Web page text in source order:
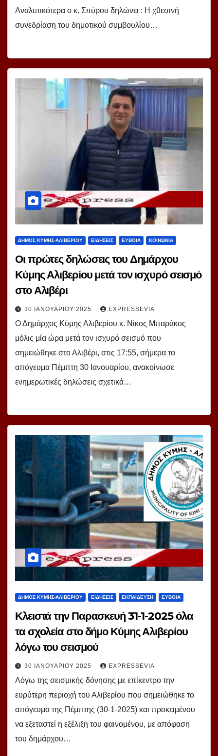
Αναλυτικότερα ο κ. Σπύρου δηλώνει : Η χθεσινή
συνεδρίαση του δημοτικού συμβουλίου…
ΔΗΜΟΣ ΚΥΜΗΣ-ΑΛΙΒΕΡΙΟΥ ΕΙΔΗΣΕΙΣ ΕΥΒΟΙΑ ΚΟΙΝΩΝΙΑ
Οι πρώτες δηλώσεις του Δημάρχου
Κύμης Αλιβερίου μετά τον ισχυρό σεισμό
στο Αλιβέρι
30 ΙΑΝΟΥΑΡΊΟΥ 2025 EXPRESSEVIA
Ο Δημάρχος Κύμης Αλιβερίου κ. Νίκος Μπαράκος
μόλις μία ώρα μετά τον ισχυρό σεισμό που
σημειώθηκε στο Αλιβέρι, στις 17:55, σήμερα το
απόγευμα Πέμπτη 30 Ιανουαρίου, ανακοίνωσε
ενημερωτικές δηλώσεις σχετικά…
ΔΗΜΟΣ ΚΥΜΗΣ-ΑΛΙΒΕΡΙΟΥ ΕΙΔΗΣΕΙΣ ΕΚΠΑΙΔΕΥΣΗ ΕΥΒΟΙΑ
Κλειστά την Παρασκευή 31-1-2025 όλα
τα σχολεία στο δήμο Κύμης Αλιβερίου
λόγω του σεισμού
30 ΙΑΝΟΥΑΡΊΟΥ 2025 EXPRESSEVIA
Λόγω της σεισμικής δόνησης με επίκεντρο την
ευρύτερη περιοχή του Αλιβερίου που σημειώθηκε το
απόγευμα της Πέμπτης (30-1-2025) και προκειμένου
να εξεταστεί η εξέλιξη του φαινομένου, με απόφαση
του δημάρχου…